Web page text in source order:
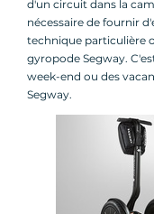
d'un circuit dans la
nécessaire de fournir
technique particulière
gyropode Segway.
week-end ou des
Segway.